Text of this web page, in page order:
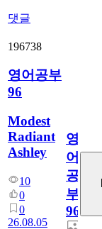
댓글
196738
영어공부
96
Modest
Radiant
Ashley
10
0
0
26.08.05
영
어
공
부
96